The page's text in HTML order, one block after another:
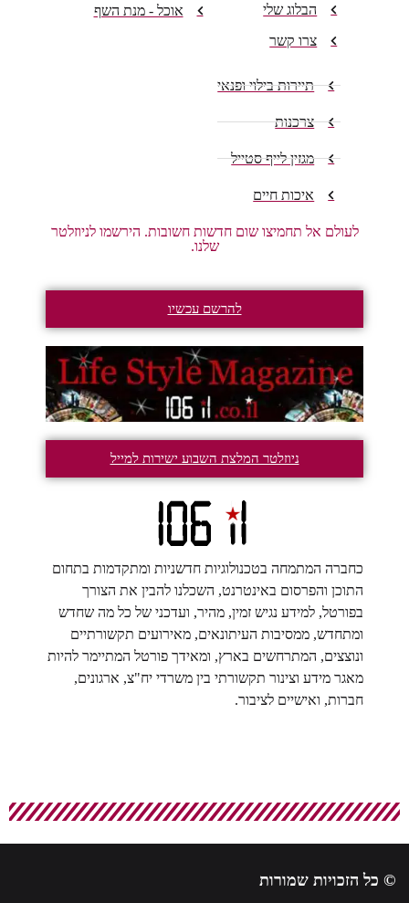
הבלוג שלי
צרו קשר
אוכל - מנת השף
תיירות בילוי ופנאי
צרכנות
מגזין לייף סטייל
איכות חיים
לעולם אל תחמיצו שום חדשות חשובות. הירשמו לניוזלטר
שלנו.
להרשם עכשיו
ניוזלטר המלצת השבוע ישירות למייל
כחברה המתמחה בטכנולוגיות חדשניות ומתקדמות בתחום
התוכן והפרסום באינטרנט, השכלנו להבין את הצורך
בפורטל, למידע נגיש זמין, מהיר, ועדכני של כל מה שחדש
ומתחדש, ממסיבות העיתונאים, מאירועים תקשורתיים
ונוצצים, המתרחשים בארץ, ומאידך פורטל המתיימר להיות
מאגר מידע וצינור תקשורתי בין משרדי יח"צ, ארגונים,
חברות, ואישיים לציבור.
© כל הזכויות שמורות